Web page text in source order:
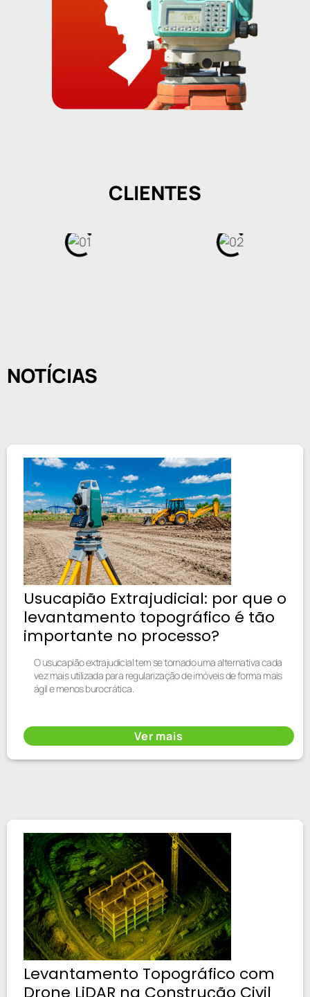
CLIENTES
NOTÍCIAS
Usucapião Extrajudicial: por que o
levantamento topográfico é tão
importante no processo?
O usucapião extrajudicial tem se tornado uma alternativa cada
vez mais utilizada para regularização de imóveis de forma mais
ágil e menos burocrática.
Ver mais
Levantamento Topográfico com
Drone LiDAR na Construção Civil